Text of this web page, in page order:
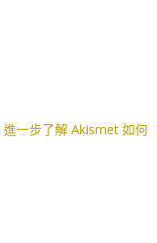
進一步了解 Akismet 如何